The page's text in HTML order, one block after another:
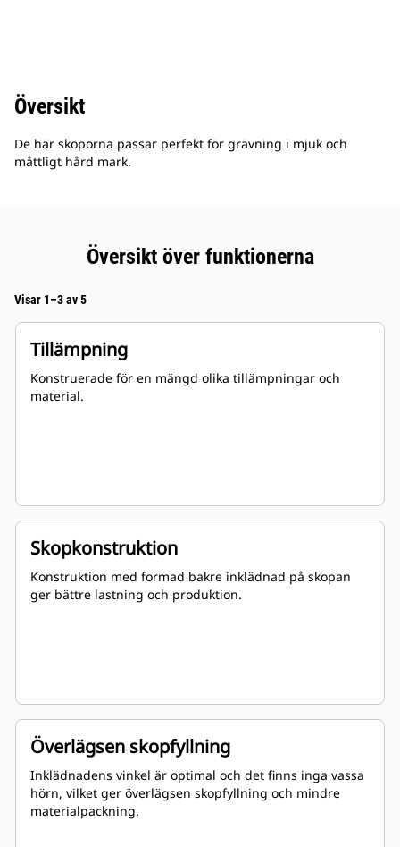
Översikt
De här skoporna passar perfekt för grävning i mjuk och
måttligt hård mark.
Översikt över funktionerna
Visar 1–3 av 5
Tillämpning
Konstruerade för en mängd olika tillämpningar och
material.
Skopkonstruktion
Konstruktion med formad bakre inklädnad på skopan
ger bättre lastning och produktion.
Överlägsen skopfyllning
Inklädnadens vinkel är optimal och det finns inga vassa
hörn, vilket ger överlägsen skopfyllning och mindre
materialpackning.